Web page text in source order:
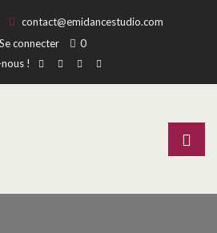
contact@emidancestudio.com
Se connecter
0
!